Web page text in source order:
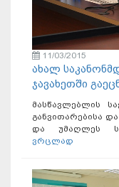
11/03/2015
ახალ
ჯავახეთში
მასწავლებლის
განვითარებისა
და უმაღლეს
ვრცლად